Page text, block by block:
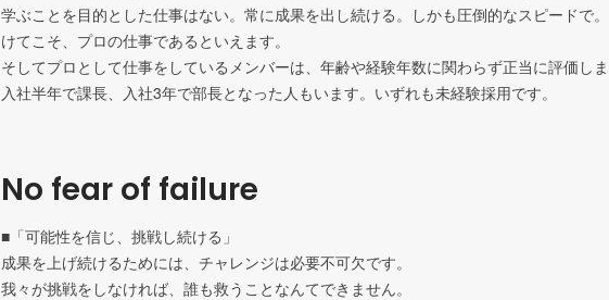
学ぶことを目的とした仕事はない。常に成果を出し続ける。しかも圧倒的なスピードで
けてこそ、プロの仕事であるといえます。
そしてプロとして仕事をしているメンバーは、年齢や経験年数に関わらず正当に評価し
入社半年で課長、入社3年で部長となった人もいます。いずれも未経験採用です。
No fear of failure
■「可能性を信じ、挑戦し続ける」
成果を上げ続けるためには、チャレンジは必要不可欠です。
我々が挑戦をしなければ、誰も救うことなんてできません。